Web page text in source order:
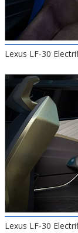
Lexus LF-30
Lexus LF-30